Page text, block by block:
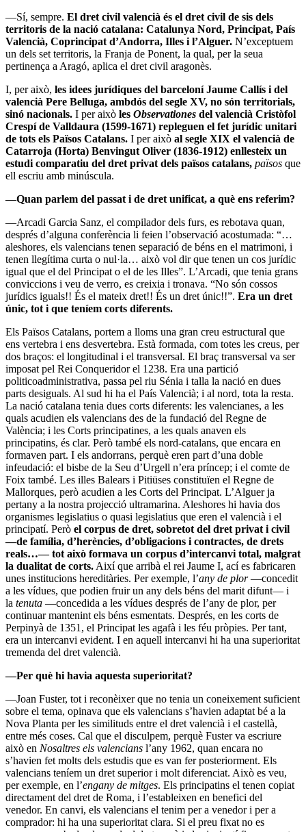
—Sí, sempre. El dret civil valencià és el dret civil de sis dels
territoris de la nació catalana: Catalunya Nord, Principat, País
Valencià, Coprincipat d’Andorra, Illes i l’Alguer. N’exceptuem
un dels set territoris, la Franja de Ponent, la qual, per la seua
pertinença a Aragó, aplica el dret civil aragonès.
I, per això, les idees jurídiques del barceloní Jaume Callís i del
valencià Pere Belluga, ambdós del segle XV, no són territorials,
sinó nacionals. I per això les Observationes del valencià Cristòfol
Crespí de Valldaura (1599-1671) repleguen el fet jurídic unitari
de tots els Països Catalans. I per això al segle XIX el valencià de
Catarroja (Horta) Benvingut Oliver (1836-1912) enllesteix un
estudi comparatiu del dret privat dels països catalans, països que
ell escriu amb minúscula.
—Quan parlem del passat i de dret unificat, a què ens referim?
—Arcadi Garcia Sanz, el compilador dels furs, es rebotava quan,
després d’alguna conferència li feien l’observació acostumada: “…
aleshores, els valencians tenen separació de béns en el matrimoni, i
tenen llegítima curta o nul·la… això vol dir que tenen un cos jurídic
igual que el del Principat o el de les Illes”. L’Arcadi, que tenia grans
conviccions i veu de verro, es creixia i tronava. “No són cossos
jurídics iguals!! És el mateix dret!! És un dret únic!!”. Era un dret
únic, tot i que teníem corts diferents.
Els Països Catalans, portem a lloms una gran creu estructural que
ens vertebra i ens desvertebra. Està formada, com totes les creus, per
dos braços: el longitudinal i el transversal. El braç transversal va ser
imposat pel Rei Conqueridor el 1238. Era una partició
politicoadministrativa, passa pel riu Sénia i talla la nació en dues
parts desiguals. Al sud hi ha el País Valencià; i al nord, tota la resta.
La nació catalana tenia dues corts diferents: les valencianes, a les
quals acudien els valencians des de la fundació del Regne de
València; i les Corts principatines, a les quals anaven els
principatins, és clar. Però també els nord-catalans, que encara en
formaven part. I els andorrans, perquè eren part d’una doble
infeudació: el bisbe de la Seu d’Urgell n’era príncep; i el comte de
Foix també. Les illes Balears i Pitiüses constituïen el Regne de
Mallorques, però acudien a les Corts del Principat. L’Alguer ja
pertany a la nostra projecció ultramarina. Aleshores hi havia dos
organismes legislatius o quasi legislatius que eren el valencià i el
principatí. Però el corpus de dret, sobretot del dret privat i civil
—de família, d’herències, d’obligacions i contractes, de drets
reals…— tot això formava un corpus d’intercanvi total, malgrat
la dualitat de corts. Així que arribà el rei Jaume I, ací es fabricaren
unes institucions hereditàries. Per exemple, l’any de plor—concedit
a les vídues, que podien fruir un any dels béns del marit difunt— i
la tenuta —concedida a les vídues després de l’any de plor, per
continuar mantenint els béns esmentats. Després, en les corts de
Perpinyà de 1351, el Principat les agafà i les féu pròpies. Per tant,
era un intercanvi evident. I en aquell intercanvi hi ha una superioritat
tremenda del dret valencià.
—Per què hi havia aquesta superioritat?
—Joan Fuster, tot i reconèixer que no tenia un coneixement suficient
sobre el tema, opinava que els valencians s’havien adaptat bé a la
Nova Planta per les similituds entre el dret valencià i el castellà,
entre més coses. Cal que el disculpem, perquè Fuster va escriure
això en Nosaltres els valencians l’any 1962, quan encara no
s’havien fet molts dels estudis que es van fer posteriorment. Els
valencians teníem un dret superior i molt diferenciat. Això es veu,
per exemple, en l’engany de mitges. Els principatins el tenen copiat
directament del dret de Roma, i l’estableixen en benefici del
venedor. En canvi, els valencians el tenim per a venedor i per a
comprador: hi ha una superioritat clara. Si el preu fixat no es